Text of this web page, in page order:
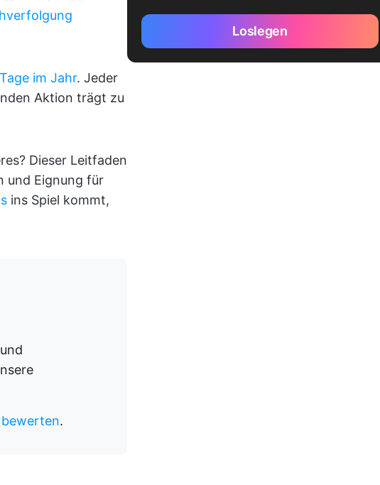
im Jahr. Jeder
Aktion trägt zu
Dieser Leitfaden
und Eignung für
ins Spiel kommt,
.
Loslegen